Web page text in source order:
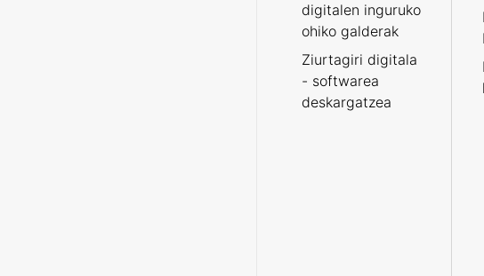
digitalen inguruko
ohiko galderak
Ziurtagiri digitala
- softwarea
deskargatzea